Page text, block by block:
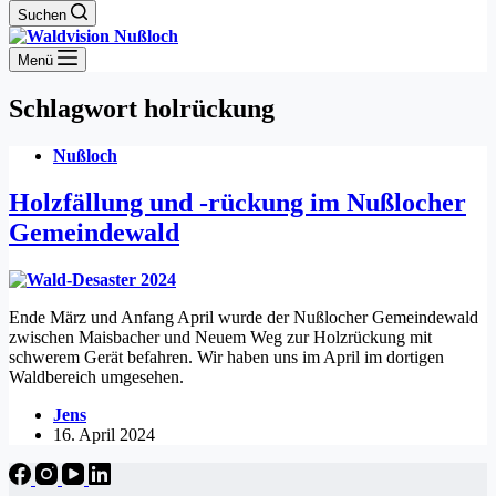
Suchen
Menü
Schlagwort holrückung
Nußloch
Holzfällung und -rückung im Nußlocher
Gemeindewald
Ende März und Anfang April wurde der Nußlocher Gemeindewald
zwischen Maisbacher und Neuem Weg zur Holzrückung mit
schwerem Gerät befahren. Wir haben uns im April im dortigen
Waldbereich umgesehen.
Jens
16. April 2024